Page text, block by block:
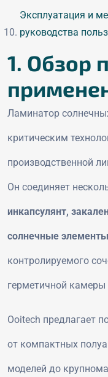
Эксплуатация и
руководства
1. Обзор
Ламинатор
критическим
производственной
Он соединяет
инкапсулянт,
солнечные элементы
контролируемого
герметичной
Ooitech предлагает
от компактных
моделей до